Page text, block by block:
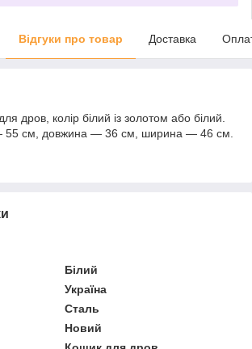
Відгуки про товар Доставка
дров, колір білий із золотом або білий.
55 см, довжина — 36 см, ширина — 46 см.
Білий
Україна
Сталь
Новий